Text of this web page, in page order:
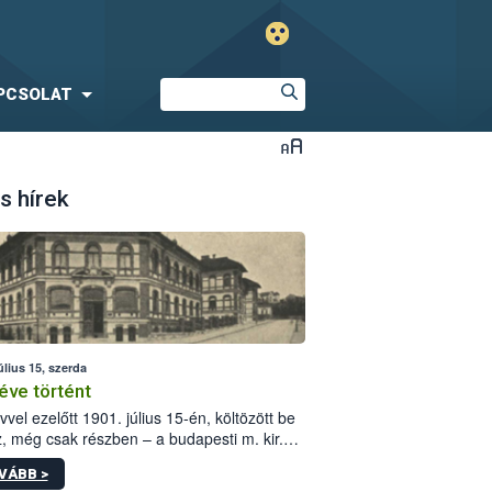
hírek
15, szerda
történt
ezelőtt 1901. július 15-én, költözött be
még csak részben – a budapesti m. kir.
állomás a Kis Rókus utca
alatti, Czigler Győző által tervezett új
>